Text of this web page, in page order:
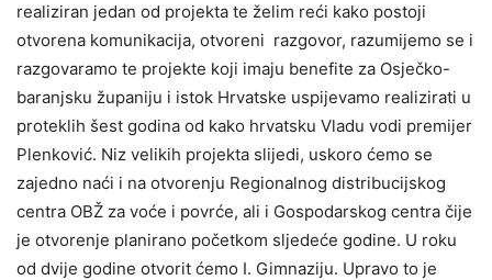
realiziran jedan od projekta te želim reći kako postoji
otvorena komunikacija, otvoreni razgovor, razumijemo se i
razgovaramo te projekte koji imaju benefite za Osječko-
baranjsku županiju i istok Hrvatske uspijevamo realizirati u
proteklih šest godina od kako hrvatsku Vladu vodi premijer
Plenković. Niz velikih projekta slijedi, uskoro ćemo se
zajedno naći i na otvorenju Regionalnog distribucijskog
centra OBŽ za voće i povrće, ali i Gospodarskog centra čije
je otvorenje planirano početkom sljedeće godine. U roku
od dvije godine otvorit ćemo I. Gimnaziju. Upravo to je